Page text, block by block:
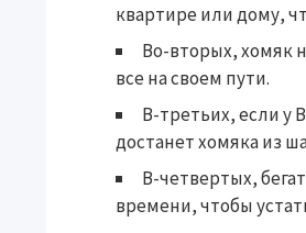
квартире или дому,
Во-вторых, хомяк
все на своем пути.
В-третьих, если у
достанет хомяка из
В-четвертых,
времени, чтобы